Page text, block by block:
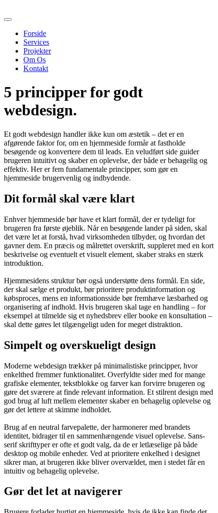
til
Forside
Services
Projekter
Om Os
Kontakt
5 principper for godt
webdesign.
Et godt webdesign handler ikke kun om æstetik – det er en
afgørende faktor for, om en hjemmeside formår at fastholde
besøgende og konvertere dem til leads. En veludført side guider
brugeren intuitivt og skaber en oplevelse, der både er behagelig og
effektiv. Her er fem fundamentale principper, som gør en
hjemmeside brugervenlig og indbydende.
Dit formål skal være klart
Enhver hjemmeside bør have et klart formål, der er tydeligt for
brugeren fra første øjeblik. Når en besøgende lander på siden, skal
det være let at forstå, hvad virksomheden tilbyder, og hvordan det
gavner dem. En præcis og målrettet overskrift, suppleret med en kort
beskrivelse og eventuelt et visuelt element, skaber straks en stærk
introduktion.
Hjemmesidens struktur bør også understøtte dens formål. En side,
der skal sælge et produkt, bør prioritere produktinformation og
købsproces, mens en informationsside bør fremhæve læsbarhed og
organisering af indhold. Hvis brugeren skal tage en handling – for
eksempel at tilmelde sig et nyhedsbrev eller booke en konsultation –
skal dette gøres let tilgængeligt uden for meget distraktion.
Simpelt og overskueligt design
Moderne webdesign trækker på minimalistiske principper, hvor
enkelthed fremmer funktionalitet. Overfyldte sider med for mange
grafiske elementer, tekstblokke og farver kan forvirre brugeren og
gøre det sværere at finde relevant information. Et stilrent design med
god brug af luft mellem elementer skaber en behagelig oplevelse og
gør det lettere at skimme indholdet.
Brug af en neutral farvepalette, der harmonerer med brandets
identitet, bidrager til en sammenhængende visuel oplevelse. Sans-
serif skrifttyper er ofte et godt valg, da de er letlæselige på både
desktop og mobile enheder. Ved at prioritere enkelhed i designet
sikrer man, at brugeren ikke bliver overvældet, men i stedet får en
intuitiv og behagelig oplevelse.
Gør det let at navigerer